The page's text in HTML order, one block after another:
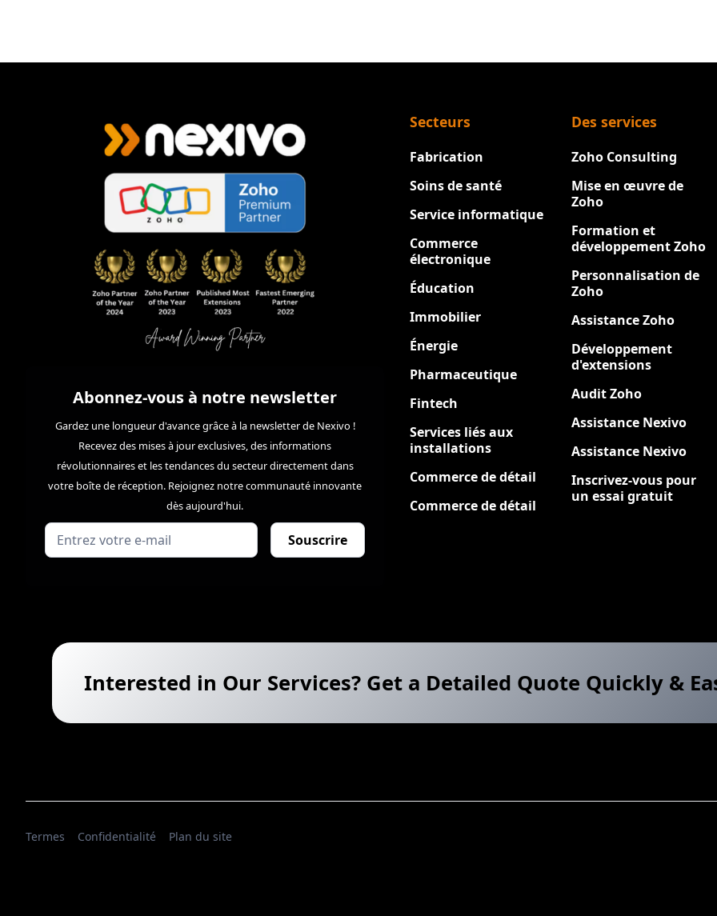
Abonnez-vous à notre newsletter
Gardez une longueur d'avance grâce à la newsletter de Nexivo !
Recevez des mises à jour exclusives, des informations
révolutionnaires et les tendances du secteur directement dans
votre boîte de réception. Rejoignez notre communauté innovante
dès aujourd'hui.
Secteurs
Fabrication
Soins de santé
Service informatique
Commerce
électronique
Éducation
Immobilier
Énergie
Pharmaceutique
Fintech
Services liés aux
installations
Commerce de détail
Commerce de détail
Des services
Zoho Consulting
Mise en œuvre de
Zoho
Formation et
développement Zoho
Personnalisation de
Zoho
Assistance Zoho
Développement
d'extensions
Audit Zoho
Assistance Nexivo
Assistance Nexivo
Inscrivez-vous pour
un essai gratuit
Interested in Our Services? Get a Detailed Quote Quickly &
Termes Confidentialité Plan du site